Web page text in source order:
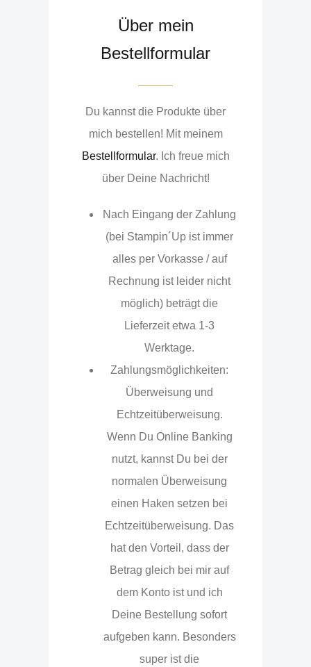
Über mein
Bestellformular
Du kannst die Produkte über
mich bestellen! Mit meinem
Bestellformular. Ich freue mich
über Deine Nachricht!
Nach Eingang der Zahlung
(bei Stampin´Up ist immer
alles per Vorkasse / auf
Rechnung ist leider nicht
möglich) beträgt die
Lieferzeit etwa 1-3
Werktage.
Zahlungsmöglichkeiten:
Überweisung und
Echtzeitüberweisung.
Wenn Du Online Banking
nutzt, kannst Du bei der
normalen Überweisung
einen Haken setzen bei
Echtzeitüberweisung. Das
hat den Vorteil, dass der
Betrag gleich bei mir auf
dem Konto ist und ich
Deine Bestellung sofort
aufgeben kann. Besonders
super ist die